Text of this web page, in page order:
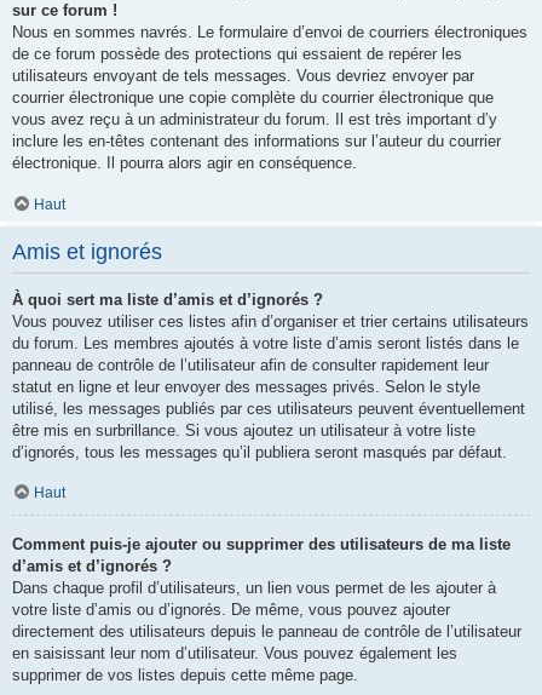
sur ce forum !
Nous en sommes navrés. Le formulaire d’envoi de courriers électroniques
de ce forum possède des protections qui essaient de repérer les
utilisateurs envoyant de tels messages. Vous devriez envoyer par
courrier électronique une copie complète du courrier électronique que
vous avez reçu à un administrateur du forum. Il est très important d’y
inclure les en-têtes contenant des informations sur l’auteur du courrier
électronique. Il pourra alors agir en conséquence.
Haut
Amis et ignorés
À quoi sert ma liste d’amis et d’ignorés ?
Vous pouvez utiliser ces listes afin d’organiser et trier certains utilisateurs
du forum. Les membres ajoutés à votre liste d’amis seront listés dans le
panneau de contrôle de l’utilisateur afin de consulter rapidement leur
statut en ligne et leur envoyer des messages privés. Selon le style
utilisé, les messages publiés par ces utilisateurs peuvent éventuellement
être mis en surbrillance. Si vous ajoutez un utilisateur à votre liste
d’ignorés, tous les messages qu’il publiera seront masqués par défaut.
Haut
Comment puis-je ajouter ou supprimer des utilisateurs de ma liste
d’amis et d’ignorés ?
Dans chaque profil d’utilisateurs, un lien vous permet de les ajouter à
votre liste d’amis ou d’ignorés. De même, vous pouvez ajouter
directement des utilisateurs depuis le panneau de contrôle de l’utilisateur
en saisissant leur nom d’utilisateur. Vous pouvez également les
supprimer de vos listes depuis cette même page.